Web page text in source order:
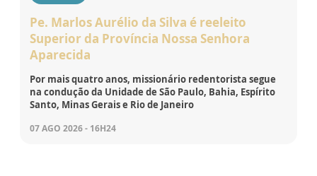
Pe. Marlos Aurélio da Silva é reeleito
Superior da Província Nossa Senhora
Aparecida
Por mais quatro anos, missionário redentorista segue
na condução da Unidade de São Paulo, Bahia, Espírito
Santo, Minas Gerais e Rio de Janeiro
07 AGO 2026 - 16H24